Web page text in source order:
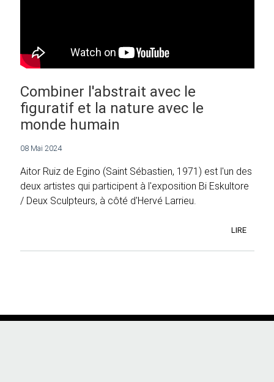
Combiner l'abstrait avec le
figuratif et la nature avec le
monde humain
08 Mai 2024
Aitor Ruiz de Egino (Saint Sébastien, 1971) est l'un des
deux artistes qui participent à l'exposition Bi Eskultore
/ Deux Sculpteurs, à côté d'Hervé Larrieu.
LIRE